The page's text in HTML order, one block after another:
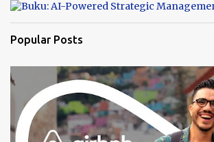
Popular Posts